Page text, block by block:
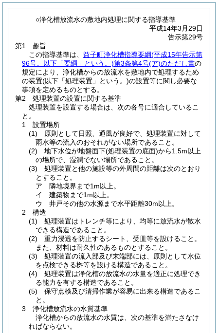
○浄化槽放流水の敷地内処理に関する指導基準
平成14年3月29日
告示第29号
第1 趣旨
この指導基準は、 益子町浄化槽指導要綱(平成15年告示第
96号。以下「要綱」という。)第3条第4号(ア)のただし書の
規定により、浄化槽からの放流水を敷地内で処理するため
の装置(以下「処理装置」という。)の設置等に関し必要な
事項を定めるものとする。
第2 処理装置の設置に関する基準
処理装置を設置する場合は、次の各号に適合しているこ
と。
1 設置場所
(1) 原則として日照、通風が良好で、処理装置に対して
雨水等の流入のおそれがない場所であること。
(2) 地下水位が地盤面下(処理装置の底面)から1.5m以上
の場所で、湿潤でない場所であること。
(3) 処理装置と他の施設等の外周間の距離は次のとおり
とすること。
ア 隣地境界まで1m以上。
イ 建築物まで1m以上。
ウ 井戸その他の水源まで水平距離30m以上。
2 構造
(1) 処理装置はトレンチ等により、均等に放流水が散水
できる構造であること。
(2) 重力浸透を防止するシート、受皿等を設けること。
また、材料は耐久性のあるものとすること。
(3) 処理装置の流入部及び末端部には、原則として水位
を点検できる桝等を設ける構造であること。
(4) 処理装置は浄化槽の放流水の水量を適正に処理でき
る能力を有する構造であること。
(5) 保守点検及び清掃作業が容易に出来る構造であるこ
と。
3 浄化槽放流水の水質基準
浄化槽からの放流水の水質は、次の基準を満たさなけ
ればならない。